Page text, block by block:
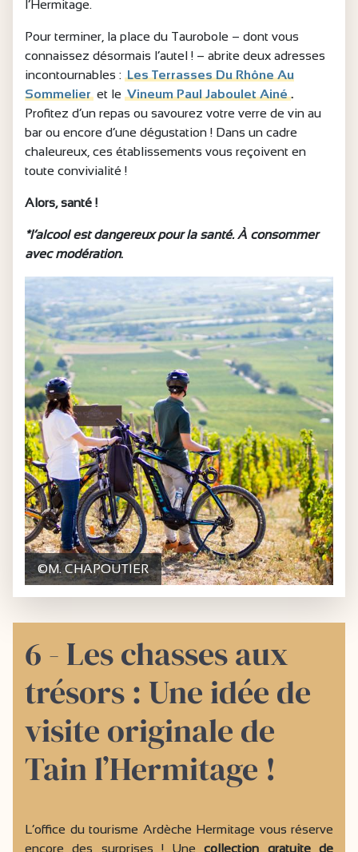
l’Hermitage.
Pour terminer, la place du Taurobole – dont vous
connaissez désormais l’autel ! – abrite deux adresses
incontournables : Les Terrasses Du Rhône Au
Sommelier et leVineum Paul Jaboulet Ainé.
Profitez d’un repas ou savourez votre verre de vin au
bar ou encore d’une dégustation ! Dans un cadre
chaleureux, ces établissements vous reçoivent en
toute convivialité !
Alors, santé !
*l’alcool est dangereux pour la santé. À consommer
avec modération.
©M. CHAPOUTIER
6 - Les chasses aux
trésors : Une idée de
visite originale de
Tain l’Hermitage !
L’office du tourisme Ardèche Hermitage vous réserve
encore des surprises ! Unecollection gratuite de